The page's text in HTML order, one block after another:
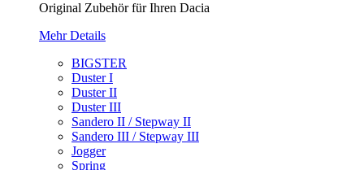
Original Zubehör für Ihren Dacia
Mehr Details
BIGSTER
Duster I
Duster II
Duster III
Sandero II / Stepway II
Sandero III / Stepway III
Jogger
Spring